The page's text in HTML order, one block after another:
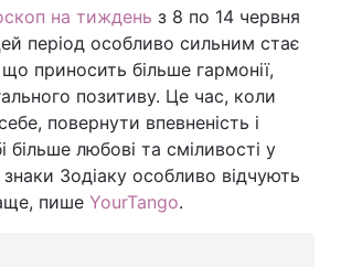
на тиждень з 8 по 14 червня
період особливо сильним стає
приносить більше гармонії,
позитиву. Це час, коли
повернути впевненість і
більше любові та сміливості у
Зодіаку особливо відчують
пише YourTango.